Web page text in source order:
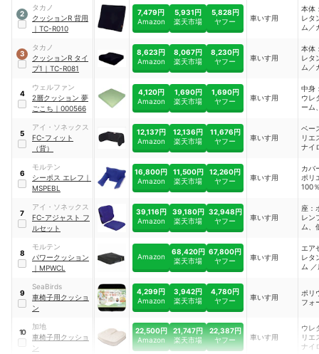
フィ
ネー
／カ
面：
2
タカノ
クッションR 背用
｜ TC-R010
7,479円
Amazon
5,931円
楽天市場
5,828円
ヤフー
車いす用
本体
レタ
ム／
ル、
タン
ラミ
アク
3
タカノ
クッションR タイ
プ1 ｜ TC-R081
8,623円
Amazon
8,067円
楽天市場
8,230円
ヤフー
車いす用
本体
レタ
ム／
ル、
タン
ラミ
アク
4
ウェルファン
2層クッション 夢
ごこち ｜ 000566
4,120円
Amazon
1,690円
楽天市場
1,690円
ヤフー
車いす用
中身
ウレ
ーム
側地
ル
5
アイ・ソネックス
FC-フィット
（背）
12,137円
Amazon
12,136円
楽天市場
11,676円
ヤフー
車いす用
ベー
リエ
ナイ
布）
ン／
バー
テル
R、
6
モルテン
シーポス エレフ ｜
MSPEBL
16,800円
Amazon
11,500円
楽天市場
12,260円
ヤフー
車いす用
カバ
ポリ
100
リル
ョン
タン
ク／
タン
7
アイ・ソネックス
FC-アジャスト フ
ルセット
39,116円
Amazon
39,180円
楽天市場
32,948円
ヤフー
車いす用
座：
レン
ム、
レタ
パッ
ム／
100%
8
モルテン
パワークッション
｜ MPWCL
Amazon
68,420円
楽天市場
67,800円
ヤフー
車いす用
エア
レタ
ム
ーム
ョン
護カ
レタ
9
SeaBirds
車椅子用クッショ
ン
4,299円
Amazon
3,942円
楽天市場
4,780円
ヤフー
車いす用
ポリ
フォ
10
加地
車椅子用クッショ
ン
22,500円
Amazon
21,747円
楽天市場
22,387円
ヤフー
車いす用
ウレ
リエ
ナイ